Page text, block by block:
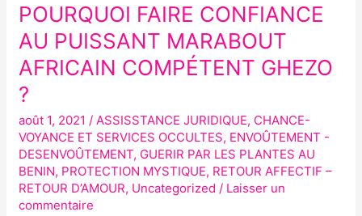
POURQUOI FAIRE CONFIANCE
AU PUISSANT MARABOUT
AFRICAIN COMPÉTENT GHEZO
?
août 1, 2021 / ASSISSTANCE JURIDIQUE, CHANCE-
VOYANCE ET SERVICES OCCULTES, ENVOÛTEMENT -
DESENVOÛTEMENT, GUERIR PAR LES PLANTES AU
BENIN, PROTECTION MYSTIQUE, RETOUR AFFECTIF –
RETOUR D’AMOUR, Uncategorized / Laisser un
commentaire
POURQUOI
FAIRE
CONFIANCE
AU
PUISSANT
MARABOUT
AFRICAIN
COMPÉTENT
GHEZO
?